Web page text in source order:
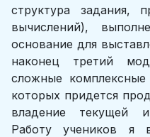
структура задания,
вычислений),
основание для
наконец третий
сложные
которых придется
владение текущей
Работу учеников я